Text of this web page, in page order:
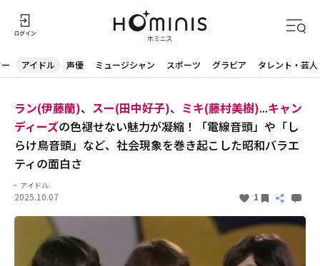
アイドル 声優 ミュージシャン スポーツ グラビア タレント・芸人
ラン(伊藤蘭)、 スー(田中好子)、 ミキ(藤村美樹)...キャン
ディーズの色褪せない魅力が凝縮！「電線音頭」や「し
らけ鳥音頭」など、社会現象を巻き起こした昭和バラエ
ティの面白さ
アイドル
2025.10.07 1